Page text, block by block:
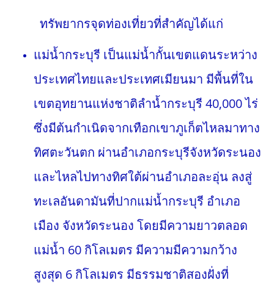
ทรัพยากรจุดท่องเที่ยวที่สำคัญได้แก่
แม่น้ำกระบุรี เป็นแม่น้ำกั้นเขตแดนระหว่าง
ประเทศไทยและประเทศเมียนมา มีพื้นที่ใน
เขตอุทยานแห่งชาติลำน้ำกระบุรี 40,000 ไร่
ซึ่งมีต้นกำเนิดจากเทือกเขาภูเก็ตไหลมาทาง
ทิศตะวันตก ผ่านอำเภอกระบุรีจังหวัดระนอง
และไหลไปทางทิศใต้ผ่านอำเภอละอุ่น ลงสู่
ทะเลอันดามันที่ปากแม่น้ำกระบุรี อำเภอ
เมือง จังหวัดระนอง โดยมีความยาวตลอด
แม่น้ำ 60 กิโลเมตร มีความมีความกว้าง
สูงสุด 6 กิโลเมตร มีธรรมชาติสองฝั่งที่